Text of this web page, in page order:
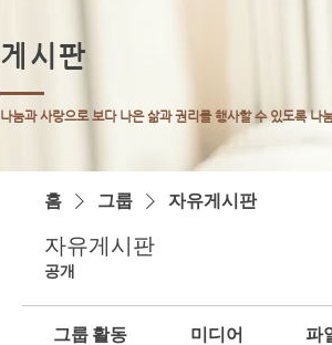
게시판
나눔과 사랑으로 보다 나은 삶과 권리를 행사할 수 있도록나
홈 그룹 자유게시판
자유게시판
공개
그룹 활동 미디어 파